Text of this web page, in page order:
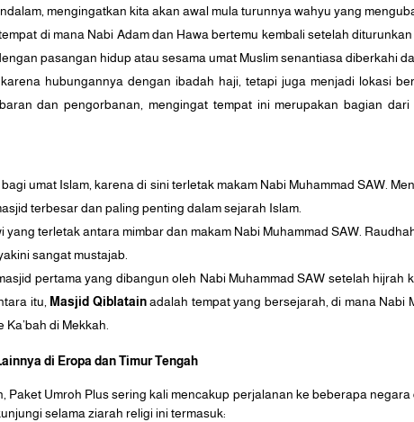
mengingatkan kita akan awal mula turunnya wahyu yang
di mana Nabi Adam dan Hawa bertemu kembali setelah
pasangan hidup atau sesama umat Muslim senantiasa diberkahi
hubungannya dengan ibadah haji, tetapi juga menjadi lokasi
dan pengorbanan, mengingat tempat ini merupakan bagian
umat Islam, karena di sini terletak makam Nabi Muhammad SAW.
terbesar dan paling penting dalam sejarah Islam.
yang terletak antara mimbar dan makam Nabi Muhammad SAW.
sangat mustajab.
pertama yang dibangun oleh Nabi Muhammad SAW setelah hijrah
itu, Masjid Qiblatainadalah tempat yang bersejarah, di mana Nabi
di Mekkah.
di Eropa dan Timur Tengah
Paket Umroh Plus sering kali mencakup perjalanan ke beberapa
selama ziarah religi ini termasuk: